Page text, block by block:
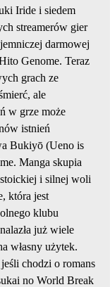
Iride i siedem
streamerów gier
darmowej
Genome. Teraz
grach ze
ale
w grze może
istnień
Bukiyō (Ueno is
Manga skupia
i silnej woli
która jest
klubu
już wiele
własny użytek.
chodzi o romans
no World Break